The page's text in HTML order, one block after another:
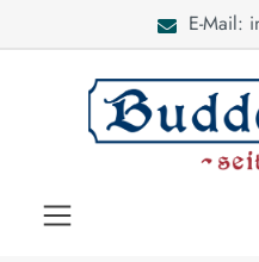
E-Mail: